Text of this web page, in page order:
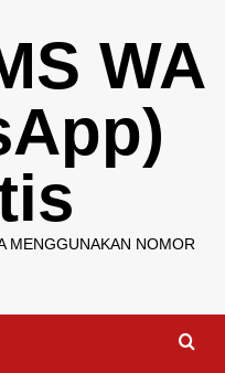
WA
MENGGUNAKAN NOMOR